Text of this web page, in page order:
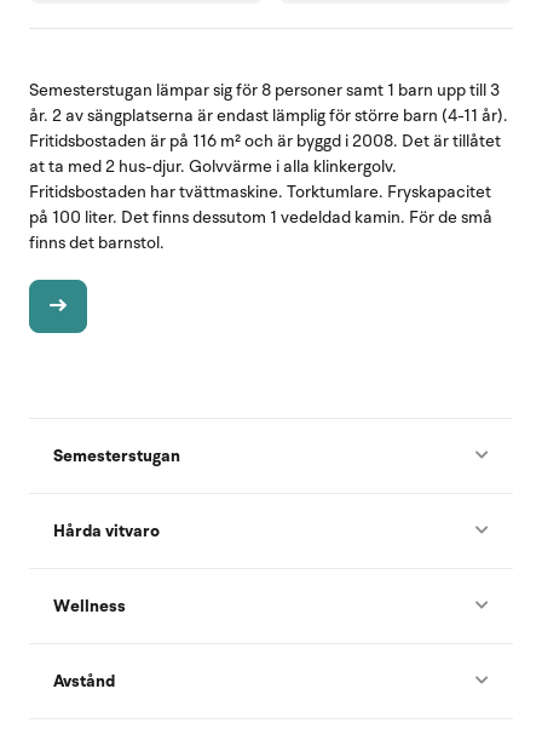
Semesterstugan lämpar sig för 8 personer samt 1 barn upp till 3
år. 2 av sängplatserna är endast lämplig för större barn (4-11 år).
Fritidsbostaden är på 116 m² och är byggd i 2008. Det är tillåtet
at ta med 2 hus-djur. Golvvärme i alla klinkergolv.
Fritidsbostaden har tvättmaskine. Torktumlare. Fryskapacitet
på 100 liter. Det finns dessutom 1 vedeldad kamin. För de små
finns det barnstol.
Semesterstugan
Hårda vitvaro
Wellness
Avstånd